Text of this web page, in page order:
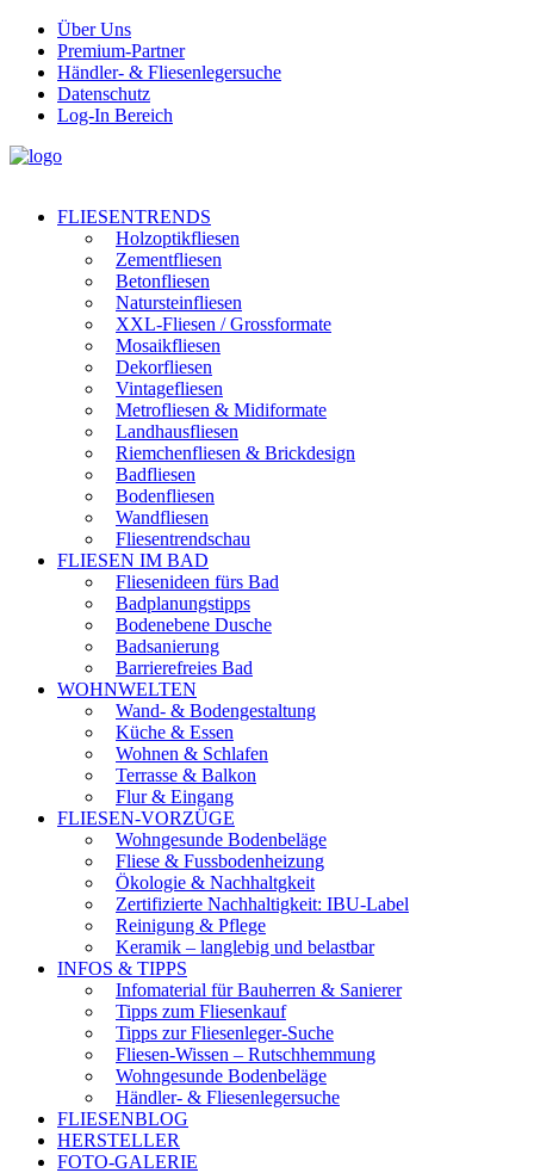
Über Uns
Premium-Partner
Händler- & Fliesenlegersuche
Datenschutz
Log-In Bereich
FLIESENTRENDS
Holzoptikfliesen
Zementfliesen
Betonfliesen
Natursteinfliesen
XXL-Fliesen / Grossformate
Mosaikfliesen
Dekorfliesen
Vintagefliesen
Metrofliesen & Midiformate
Landhausfliesen
Riemchenfliesen & Brickdesign
Badfliesen
Bodenfliesen
Wandfliesen
Fliesentrendschau
FLIESEN IM BAD
Fliesenideen fürs Bad
Badplanungstipps
Bodenebene Dusche
Badsanierung
Barrierefreies Bad
WOHNWELTEN
Wand- & Bodengestaltung
Küche & Essen
Wohnen & Schlafen
Terrasse & Balkon
Flur & Eingang
FLIESEN-VORZÜGE
Wohngesunde Bodenbeläge
Fliese & Fussbodenheizung
Ökologie & Nachhaltgkeit
Zertifizierte Nachhaltigkeit: IBU-Label
Reinigung & Pflege
Keramik – langlebig und belastbar
INFOS & TIPPS
Infomaterial für Bauherren & Sanierer
Tipps zum Fliesenkauf
Tipps zur Fliesenleger-Suche
Fliesen-Wissen – Rutschhemmung
Wohngesunde Bodenbeläge
Händler- & Fliesenlegersuche
FLIESENBLOG
HERSTELLER
FOTO-GALERIE